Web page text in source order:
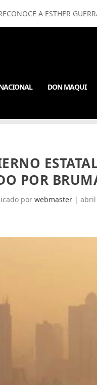
A ESTHER
DON MAQUI
POR
porwebmaster |abril